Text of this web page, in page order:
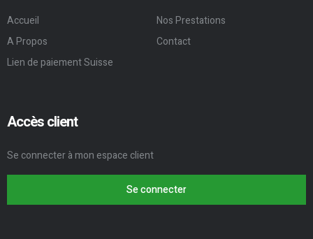
Accueil
Nos Prestations
A Propos
Contact
Lien de paiement Suisse
Accès client
Se connecter à mon espace client
Se connecter